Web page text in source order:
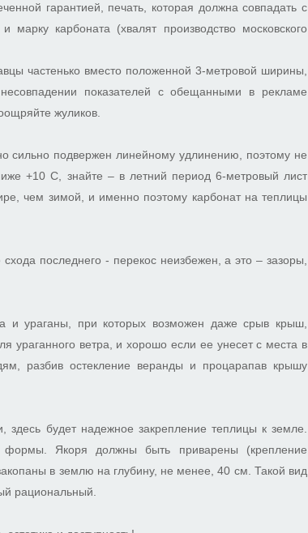
гарантией, печать, которая должна совпадать с
карбоната (хвалят производство московского
частенько вместо положенной 3-метровой ширины,
показателей с обещанными в рекламе
жуликов.
сильно подвержен линейному удлинению, поэтому не
+10 С, знайте – в летний период 6-метровый лист
чем зимой, и именно поэтому карбонат на теплицы
последнего - перекос неизбежен, а это – зазоры,
ураганы, при которых возможен даже срыв крыш,
ураганного ветра, и хорошо если ее унесет с места в
разбив остекление веранды и процарапав крышу
будет надежное закрепление теплицы к земле.
Якоря должны быть приварены (крепление
в землю на глубину, не менее, 40 см. Такой вид
рациональный.